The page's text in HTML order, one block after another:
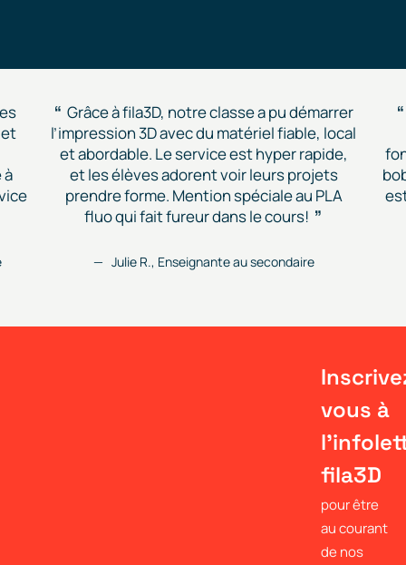
à
Grâce à fila3D, notre classe a pu démarrer
l’impression 3D avec du matériel fiable, local
et abordable. Le service est hyper rapide,
et les élèves adorent voir leurs projets
prendre forme. Mention spéciale au PLA
fluo qui fait fureur dans le cours!
Julie R., Enseignante au secondaire
vous à
fila3D
pour être
au courant
de nos